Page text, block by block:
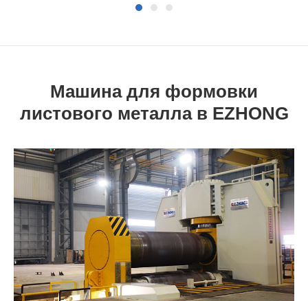
Машина для формовки
листового металла в EZHONG